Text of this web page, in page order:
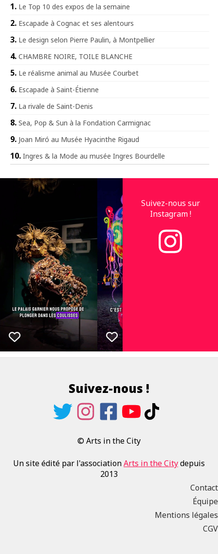
Le Top 10 des expos de la semaine
Escapade à Cognac et ses alentours
Le design selon Pierre Paulin, à Montpellier
CHAMBRE NOIRE, TOILE BLANCHE
Le réalisme animal au Musée Courbet
Escapade à Saint-Étienne
La rivale de Saint-Denis
Sea, Pop & Sun à la Fondation Carmignac
Joan Miró au Musée Hyacinthe Rigaud
Ingres & la Mode au musée Ingres Bourdelle
Suivez-nous sur
Instagram !
Suivez-nous !
© Arts in the City
Un site édité par l'associationArts in the Citydepuis
2013
Contact
Équipe
Mentions légales
CGV